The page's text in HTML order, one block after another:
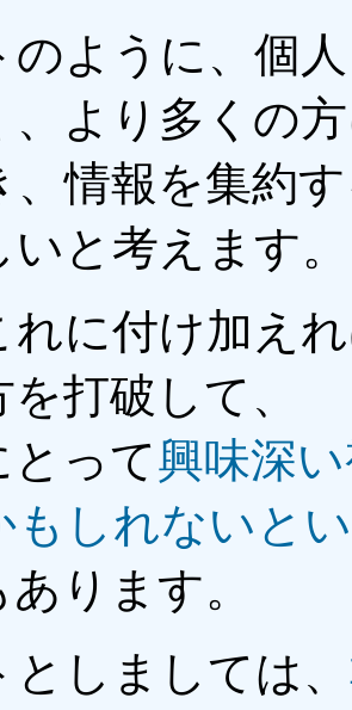
のように、個
、より多くの
、情報を集約
と考えます。
れに付け加え
打破して、
とって興味深
もしれないと
あります。
しましては、